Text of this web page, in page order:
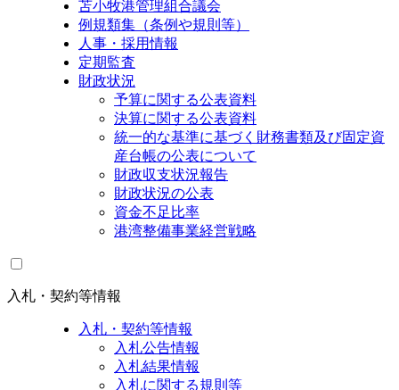
苫小牧港管理組合議会
例規類集（条例や規則等）
人事・採用情報
定期監査
財政状況
予算に関する公表資料
決算に関する公表資料
統一的な基準に基づく財務書類及び固定資
産台帳の公表について
財政収支状況報告
財政状況の公表
資金不足比率
港湾整備事業経営戦略
入札・契約等情報
入札・契約等情報
入札公告情報
入札結果情報
入札に関する規則等